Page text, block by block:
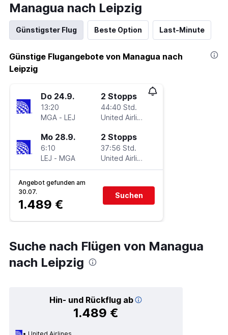
Managua nach Leipzig
Günstigster Flug Beste Option Last-Minute
Günstige Flugangebote von Managua nach
Leipzig
Do 24.9.
13:20
MGA - LEJ
2 Stopps
44:40 Std.
United Airlines
Mo 28.9.
6:10
LEJ - MGA
2 Stopps
37:56 Std.
United Airlines
Angebot gefunden am
30.07.
1.489 €
Suchen
Suche nach Flügen von Managua
nach Leipzig
Hin- und Rückflug ab
1.489 €